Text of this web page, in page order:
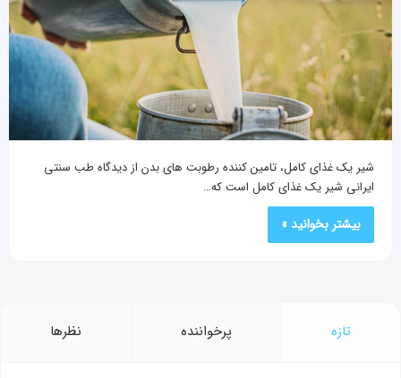
شیر یک غذای کامل، تامین کننده رطوبت های بدن از دیدگاه طب سنتی
ایرانی شیر یک غذای کامل است که…
بیشتر بخوانید »
تازه پرخواننده نظرها